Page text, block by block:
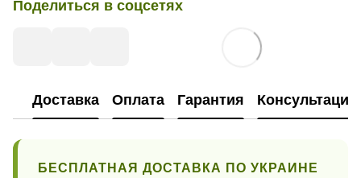
Поделиться в соцсетях
Доставка Оплата Гарантия Консультация
БЕСПЛАТНАЯ ДОСТАВКА ПО УКРАИНЕ